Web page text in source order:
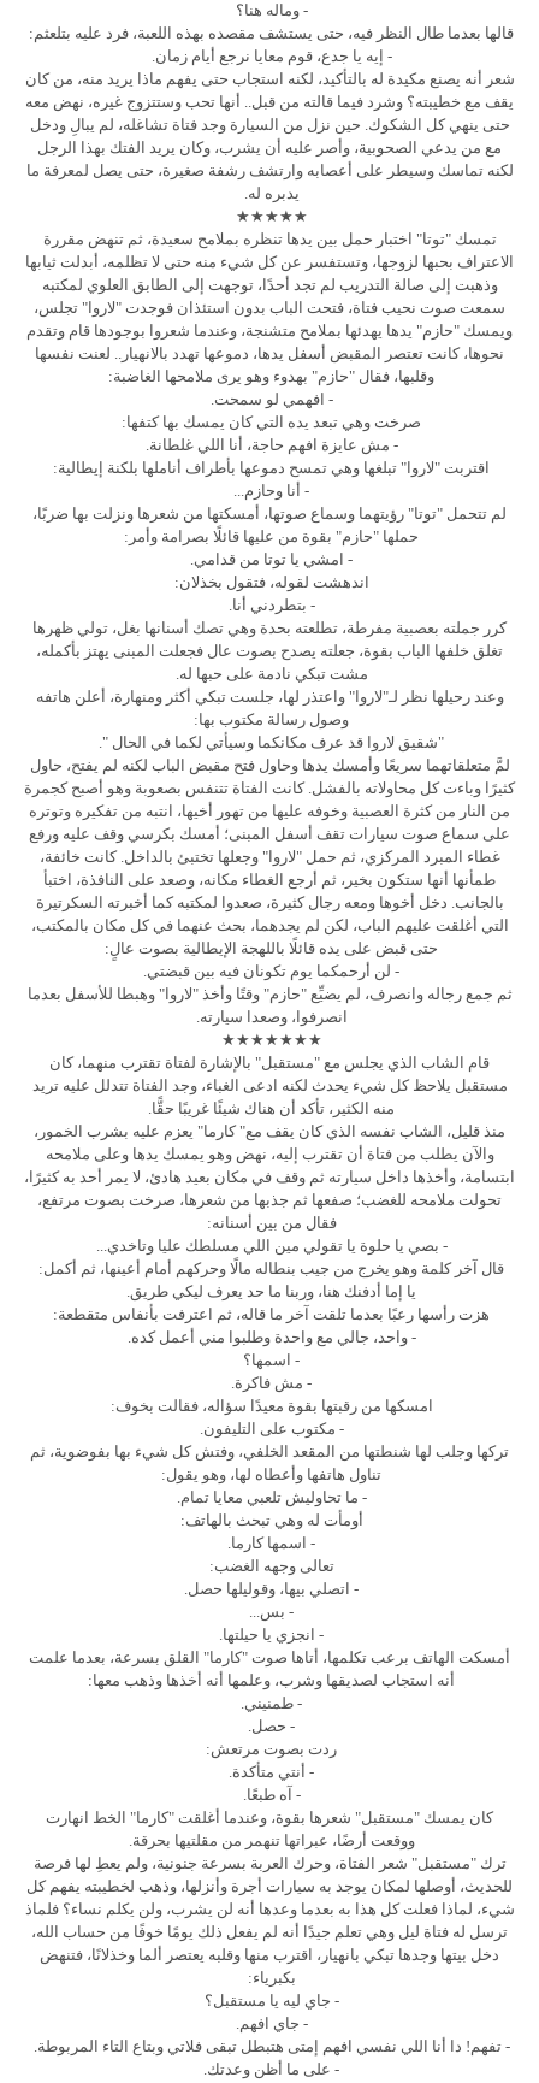
- وماله هنا؟
قالها بعدما طال النظر فيه، حتى يستشف مقصده بهذه اللعبة، فرد عليه بتلعثم:
- إيه يا جدع، قوم معايا نرجع أيام زمان.
شعر أنه يصنع مكيدة له بالتأكيد، لكنه استجاب حتى يفهم ماذا يريد منه، من كان
يقف مع خطيبته؟ وشرد فيما قالته من قبل.. أنها تحب وستتزوج غيره، نهض معه
حتى ينهي كل الشكوك. حين نزل من السيارة وجد فتاة تشاغله، لم يبالِ ودخل
مع من يدعي الصحوبية، وأصر عليه أن يشرب، وكان يريد الفتك بهذا الرجل
لكنه تماسك وسيطر على أعصابه وارتشف رشفة صغيرة، حتى يصل لمعرفة ما
يدبره له.
★★★★★
تمسك "توتا" اختبار حمل بين يدها تنظره بملامح سعيدة، ثم تنهض مقررة
الاعتراف بحبها لزوجها، وتستفسر عن كل شيء منه حتى لا تظلمه، أبدلت ثيابها
وذهبت إلى صالة التدريب لم تجد أحدًا، توجهت إلى الطابق العلوي لمكتبه
سمعت صوت نحيب فتاة، فتحت الباب بدون استئذان فوجدت "لاروا" تجلس،
ويمسك "حازم" يدها يهدئها بملامح متشنجة، وعندما شعروا بوجودها قام وتقدم
نحوها، كانت تعتصر المقبض أسفل يدها، دموعها تهدد بالانهيار.. لعنت نفسها
وقلبها، فقال "حازم" بهدوء وهو يرى ملامحها الغاضبة:
- افهمي لو سمحت.
صرخت وهي تبعد يده التي كان يمسك بها كتفها:
- مش عايزة افهم حاجة، أنا اللي غلطانة.
اقتربت "لاروا" تبلغها وهي تمسح دموعها بأطراف أناملها بلكنة إيطالية:
- أنا وحازم...
لم تتحمل "توتا" رؤيتهما وسماع صوتها، أمسكتها من شعرها ونزلت بها ضربًا،
حملها "حازم" بقوة من عليها قائلًا بصرامة وأمر:
- امشي يا توتا من قدامي.
اندهشت لقوله، فتقول بخذلان:
- بتطردني أنا.
كرر جملته بعصبية مفرطة، تطلعته بحدة وهي تصك أسنانها بغل، تولي ظهرها
تغلق خلفها الباب بقوة، جعلته يصدح بصوت عال فجعلت المبنى يهتز بأكمله،
مشت تبكي نادمة على حبها له.
وعند رحيلها نظر لـ"لاروا" واعتذر لها، جلست تبكي أكثر ومنهارة، أعلن هاتفه
وصول رسالة مكتوب بها:
"شقيق لاروا قد عرف مكانكما وسيأتي لكما في الحال ".
لمَّ متعلقاتهما سريعًا وأمسك يدها وحاول فتح مقبض الباب لكنه لم يفتح، حاول
كثيرًا وباءت كل محاولاته بالفشل. كانت الفتاة تتنفس بصعوبة وهو أصبح كجمرة
من النار من كثرة العصبية وخوفه عليها من تهور أخيها، انتبه من تفكيره وتوتره
على سماع صوت سيارات تقف أسفل المبنى؛ أمسك بكرسي وقف عليه ورفع
غطاء المبرد المركزي، ثم حمل "لاروا" وجعلها تختبئ بالداخل. كانت خائفة،
طمأنها أنها ستكون بخير، ثم أرجع الغطاء مكانه، وصعد على النافذة، اختبأ
بالجانب. دخل أخوها ومعه رجال كثيرة، صعدوا لمكتبه كما أخبرته السكرتيرة
التي أغلقت عليهم الباب، لكن لم يجدهما، بحث عنهما في كل مكان بالمكتب،
حتى قبض على يده قائلًا باللهجة الإيطالية بصوت عالٍ:
- لن أرحمكما يوم تكونان فيه بين قبضتي.
ثم جمع رجاله وانصرف، لم يضيِّع "حازم" وقتًا وأخذ "لاروا" وهبطا للأسفل بعدما
انصرفوا، وصعدا سيارته.
★★★★★★★
قام الشاب الذي يجلس مع "مستقبل" بالإشارة لفتاة تقترب منهما، كان
مستقبل يلاحظ كل شيء يحدث لكنه ادعى الغباء، وجد الفتاة تتدلل عليه تريد
منه الكثير، تأكد أن هناك شيئًا غريبًا حقًّا.
منذ قليل، الشاب نفسه الذي كان يقف مع" كارما" يعزم عليه بشرب الخمور،
والآن يطلب من فتاة أن تقترب إليه، نهض وهو يمسك يدها وعلى ملامحه
ابتسامة، وأخذها داخل سيارته ثم وقف في مكان بعيد هادئ، لا يمر أحد به كثيرًا،
تحولت ملامحه للغضب؛ صفعها ثم جذبها من شعرها، صرخت بصوت مرتفع،
فقال من بين أسنانه:
- بصي يا حلوة يا تقولي مين اللي مسلطك عليا وتاخدي...
قال آخر كلمة وهو يخرج من جيب بنطاله مالًا وحركهم أمام أعينها، ثم أكمل:
يا إما أدفنك هنا، وربنا ما حد يعرف ليكي طريق.
هزت رأسها رعبًا بعدما تلقت آخر ما قاله، ثم اعترفت بأنفاس متقطعة:
- واحد، جالي مع واحدة وطلبوا مني أعمل كده.
- اسمها؟
- مش فاكرة.
امسكها من رقبتها بقوة معيدًا سؤاله، فقالت بخوف:
- مكتوب على التليفون.
تركها وجلب لها شنطتها من المقعد الخلفي، وفتش كل شيء بها بفوضوية، ثم
تناول هاتفها وأعطاه لها، وهو يقول:
- ما تحاوليش تلعبي معايا تمام.
أومأت له وهي تبحث بالهاتف:
- اسمها كارما.
تعالى وجهه الغضب:
- اتصلي بيها، وقوليلها حصل.
- بس...
- انجزي يا حيلتها.
أمسكت الهاتف برعب تكلمها، أتاها صوت "كارما" القلق بسرعة، بعدما علمت
أنه استجاب لصديقها وشرب، وعلمها أنه أخذها وذهب معها:
- طمنيني.
- حصل.
ردت بصوت مرتعش:
- أنتي متأكدة.
- آه طبعًا.
كان يمسك "مستقبل" شعرها بقوة، وعندما أغلقت "كارما" الخط انهارت
ووقعت أرضًا، عبراتها تنهمر من مقلتيها بحرقة.
ترك "مستقبل" شعر الفتاة، وحرك العربة بسرعة جنونية، ولم يعطِ لها فرصة
للحديث، أوصلها لمكان يوجد به سيارات أجرة وأنزلها، وذهب لخطيبته يفهم كل
شيء، لماذا فعلت كل هذا به بعدما وعدها أنه لن يشرب، ولن يكلم نساء؟ فلماذ
ترسل له فتاة ليل وهي تعلم جيدًا أنه لم يفعل ذلك يومًا خوفًا من حساب الله،
دخل بيتها وجدها تبكي بانهيار، اقترب منها وقلبه يعتصر ألما وخذلانًا، فتنهض
بكبرياء:
- جاي ليه يا مستقبل؟
- جاي افهم.
- تفهم! دا أنا اللي نفسي افهم إمتى هتبطل تبقى فلاتي وبتاع التاء المربوطة.
- على ما أظن وعدتك.